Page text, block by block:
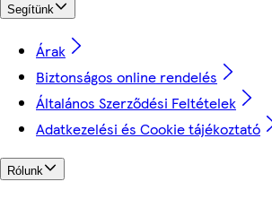
Segítünk
Árak
Biztonságos online rendelés
Általános Szerződési Feltételek
Adatkezelési és Cookie tájékoztató
Rólunk